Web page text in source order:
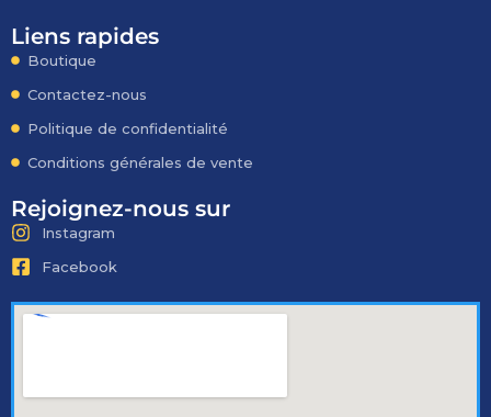
Liens rapides
Boutique
Contactez-nous
Politique de confidentialité
Conditions générales de vente
Rejoignez-nous sur
Instagram
Facebook